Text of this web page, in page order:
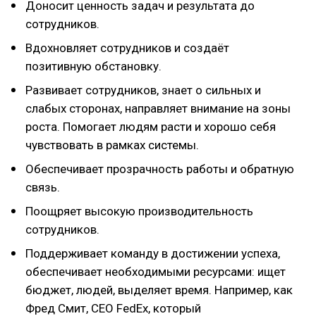
Доносит ценность задач и результата до
сотрудников.
Вдохновляет сотрудников и создаёт
позитивную обстановку.
Развивает сотрудников, знает о сильных и
слабых сторонах, направляет внимание на зоны
роста. Помогает людям расти и хорошо себя
чувствовать в рамках системы.
Обеспечивает прозрачность работы и обратную
связь.
Поощряет высокую производительность
сотрудников.
Поддерживает команду в достижении успеха,
обеспечивает необходимыми ресурсами: ищет
бюджет, людей, выделяет время. Например, как
Фред Смит, CEO FedEx, который